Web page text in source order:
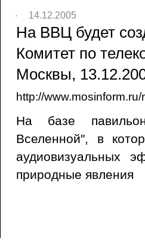
14.12.2005
На ВВЦ будет
Комитет по
Москвы,
http://
На базе
Вселенной", в
аудиовизуальных
природные явления